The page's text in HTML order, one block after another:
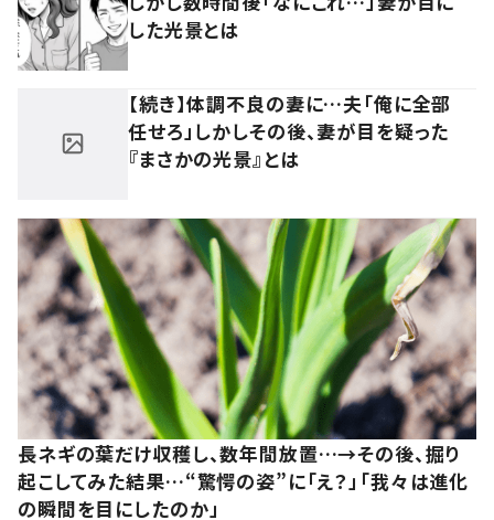
した光景とは
【続き】体調不良の妻に…夫「俺に全部
任せろ」しかしその後、妻が目を疑った
『まさかの光景』とは
長ネギの葉だけ収穫し、数年間放置…→その後、掘り
起こしてみた結果…“驚愕の姿”に「え？」「我々は進化
の瞬間を目にしたのか」